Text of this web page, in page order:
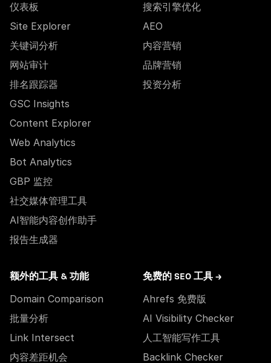
仪表板
Site Explorer
关键词分析
网站审计
排名跟踪器
GSC Insights
Content Explorer
Web Analytics
Bot Analytics
GBP 监控
社交媒体管理工具
AI智能内容创作助手
报告生成器
搜索引擎优化
AEO
内容营销
品牌营销
投资分析
额外的工具 & 功能
Domain Comparison
批量分析
Link Intersect
内容差距机会
免费的 SEO 工具 →
Ahrefs 免费版
AI Visibility Checker
人工智能写作工具
Backlink Checker